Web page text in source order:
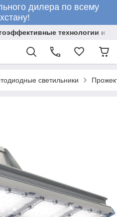
дилера по всему
технологии и
светильники